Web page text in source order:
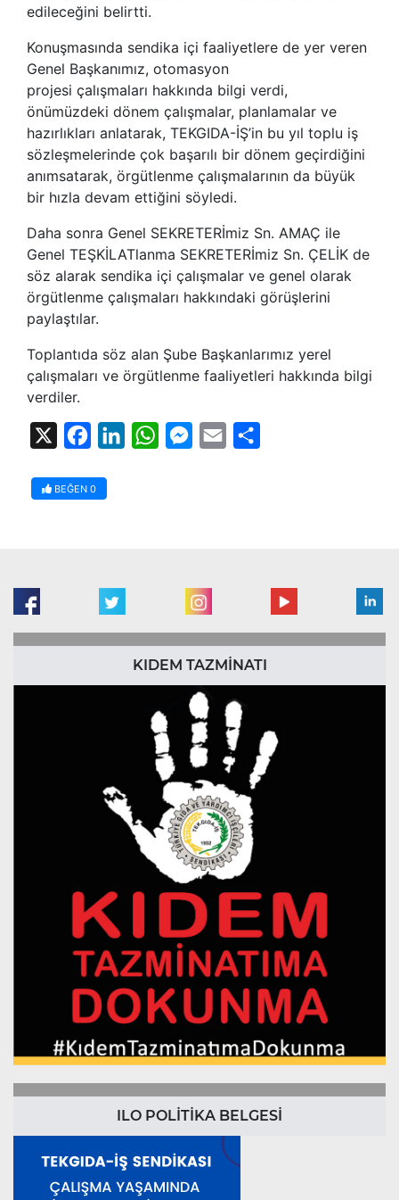
edileceğini belirtti.
Konuşmasında sendika içi faaliyetlere de yer veren
Genel Başkanımız, otomasyon
projesi çalışmaları hakkında bilgi verdi,
önümüzdeki dönem çalışmalar, planlamalar ve
hazırlıkları anlatarak, TEKGIDA-İŞ’in bu yıl toplu iş
sözleşmelerinde çok başarılı bir dönem geçirdiğini
anımsatarak, örgütlenme çalışmalarının da büyük
bir hızla devam ettiğini söyledi.
Daha sonra Genel SEKRETERİmiz Sn. AMAÇ ile
Genel TEŞKİLATlanma SEKRETERİmiz Sn. ÇELİK de
söz alarak sendika içi çalışmalar ve genel olarak
örgütlenme çalışmaları hakkındaki görüşlerini
paylaştılar.
Toplantıda söz alan Şube Başkanlarımız yerel
çalışmaları ve örgütlenme faaliyetleri hakkında bilgi
verdiler.
FacebookLinkedInWhatsAppMessenger
Email
BEĞEN 0
KIDEM TAZMİNATI
ILO POLİTİKA BELGESİ